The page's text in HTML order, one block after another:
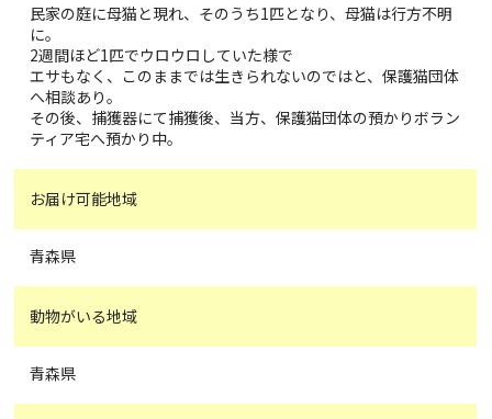
民家の庭に母猫と現れ、そのうち1匹となり、母猫は行方不明
に。
2週間ほど1匹でウロウロしていた様で
エサもなく、このままでは生きられないのではと、保護猫団体
へ相談あり。
その後、捕獲器にて捕獲後、当方、保護猫団体の預かりボラン
ティア宅へ預かり中。
お届け可能地域
青森県
動物がいる地域
青森県